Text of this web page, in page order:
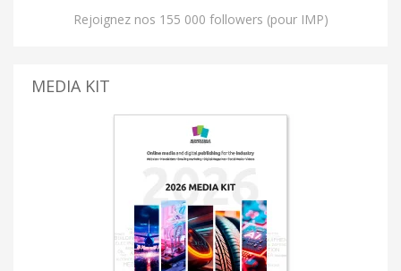
Rejoignez nos 155 000 followers (pour IMP)
MEDIA KIT